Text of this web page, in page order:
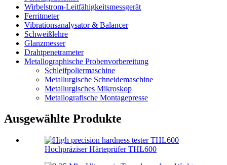
Wirbelstrom-Leitfähigkeitsmessgerät
Ferritmeter
Vibrationsanalysator & Balancer
Schweißlehre
Glanzmesser
Drahtpenetrameter
Metallographische Probenvorbereitung
Schleifpoliermaschine
Metallurgische Schneidemaschine
Metallurgisches Mikroskop
Metallografische Montagepresse
Ausgewählte Produkte
Hochpräziser Härteprüfer THL600